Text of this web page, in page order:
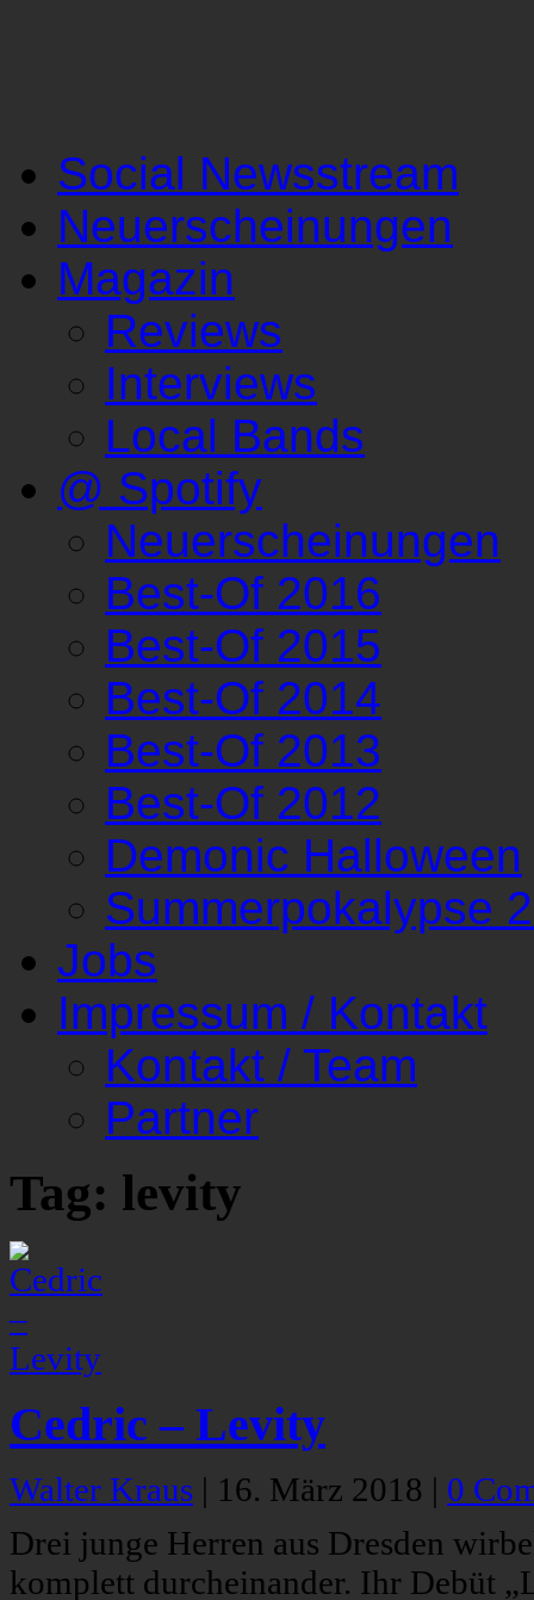
Social Newsstream
Neuerscheinungen
Magazin
Reviews
Interviews
Local Bands
@ Spotify
Neuerscheinungen
Best-Of 2016
Best-Of 2015
Best-Of 2014
Best-Of 2013
Best-Of 2012
Demonic Halloween
Summerpokalypse
Jobs
Impressum / Kontakt
Kontakt / Team
Partner
Tag: levity
Cedric – Levity
Walter Kraus | 16. März 2018 | 0
Drei junge Herren aus Dresden
komplett durcheinander. Ihr Debüt